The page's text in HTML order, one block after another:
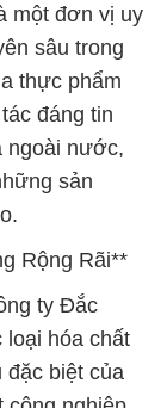
một đơn vị uy
sâu trong
thực phẩm
đáng tin
ngoài nước,
sản
Rộng Rãi**
ty Đắc
loại hóa chất
biệt của